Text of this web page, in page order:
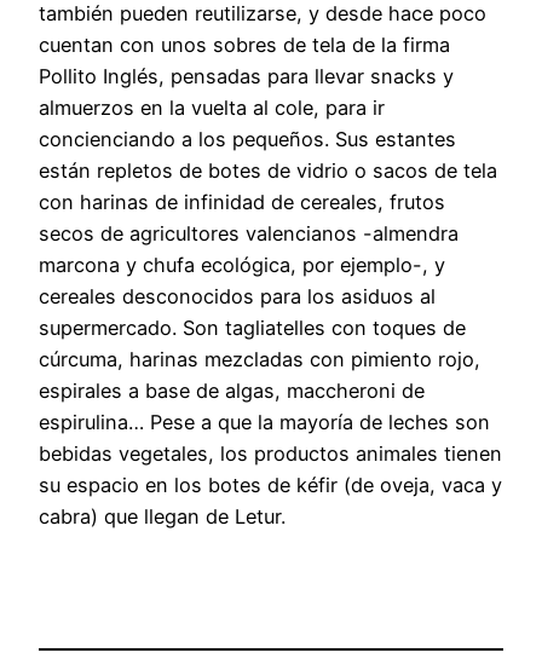
también pueden reutilizarse, y desde hace poco
cuentan con unos sobres de tela de la firma
Pollito Inglés, pensadas para llevar snacks y
almuerzos en la vuelta al cole, para ir
concienciando a los pequeños. Sus estantes
están repletos de botes de vidrio o sacos de tela
con harinas de infinidad de cereales, frutos
secos de agricultores valencianos -almendra
marcona y chufa ecológica, por ejemplo-, y
cereales desconocidos para los asiduos al
supermercado. Son tagliatelles con toques de
cúrcuma, harinas mezcladas con pimiento rojo,
espirales a base de algas, maccheroni de
espirulina… Pese a que la mayoría de leches son
bebidas vegetales, los productos animales tienen
su espacio en los botes de kéfir (de oveja, vaca y
cabra) que llegan de Letur.